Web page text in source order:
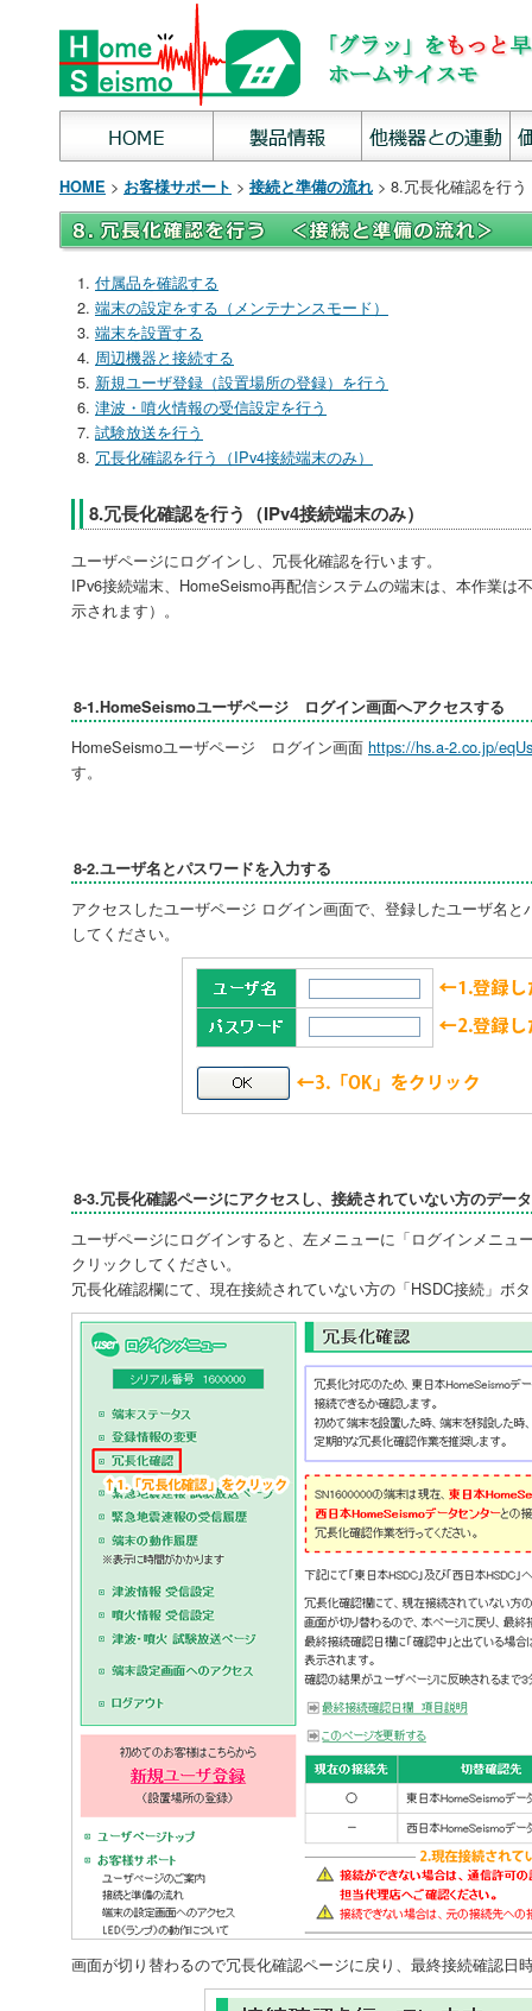
HOME > お客様サポート > 接続と準備の流れ > 8.冗長化確認を行
付属品を確認する
端末の設定をする（メンテナンスモード）
端末を設置する
周辺機器と接続する
新規ユーザ登録（設置場所の登録）を行う
津波・噴火情報の受信設定を行う
試験放送を行う
冗長化確認を行う（IPv4接続端末のみ）
8.冗長化確認を行う（IPv4接続端末のみ）
ユーザページにログインし、冗長化確認を行います。
IPv6接続端末、HomeSeismo再配信システムの端末は、本作業は
示されます）。
8-1.HomeSeismoユーザページ ログイン画面へアクセスする
HomeSeismoユーザページ ログイン画面 https://hs.a-2.co.jp/
す。
8-2.ユーザ名とパスワードを入力する
アクセスしたユーザページ ログイン画面で、登録したユーザ名
してください。
8-3.冗長化確認ページにアクセスし、接続されていない方のデー
ユーザページにログインすると、左メニューに「ログインメニュ
クリックしてください。
冗長化確認欄にて、現在接続されていない方の「HSDC接続」ボ
画面が切り替わるので冗長化確認ページに戻り、最終接続確認日